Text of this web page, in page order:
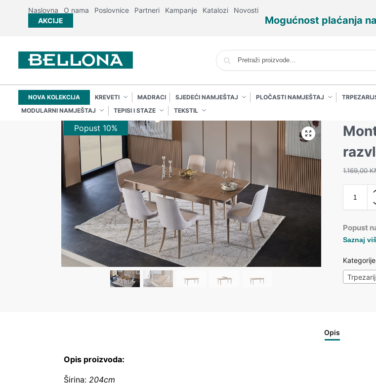
Naslovna O nama Poslovnice Partneri Kampanje Katalozi
Novosti
AKCIJE
Mogućnost plaćanja
NOVA KOLEKCIJA KREVETI MADRACI SJEDEĆI NAMJEŠTAJ PLOČASTI NAMJEŠTAJ
MODULARNI NAMJEŠTAJ
TEPISI I STAZE TEKSTIL
Popust 10%
Popust 10%
1.169,00
Popust
Saznaj
Opis
Opis proizvoda:
Širina: 204cm